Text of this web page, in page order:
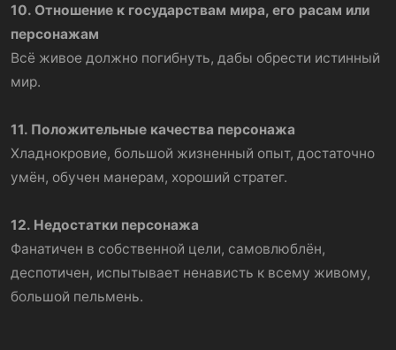
10. Отношение к государствам мира, его расам или
персонажам
Всё живое должно погибнуть, дабы обрести истинный
мир.
11. Положительные качества персонажа
Хладнокровие, большой жизненный опыт, достаточно
умён, обучен манерам, хороший стратег.
12. Недостатки персонажа
Фанатичен в собственной цели, самовлюблён,
деспотичен, испытывает ненависть к всему живому,
большой пельмень.